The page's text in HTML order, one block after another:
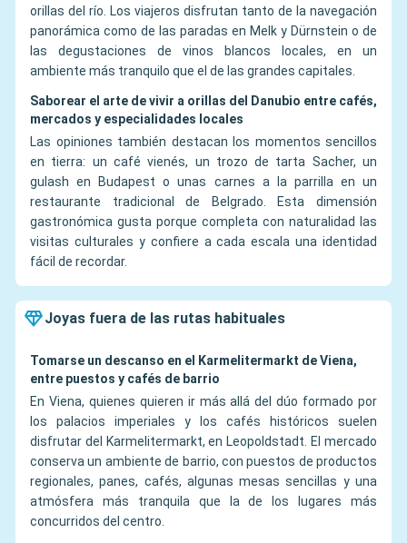
orillas del río. Los viajeros disfrutan tanto de la navegación
panorámica como de las paradas en Melk y Dürnstein o de
las degustaciones de vinos blancos locales, en un
ambiente más tranquilo que el de las grandes capitales.
Saborear el arte de vivir a orillas del Danubio entre cafés,
mercados y especialidades locales
Las opiniones también destacan los momentos sencillos
en tierra: un café vienés, un trozo de tarta Sacher, un
gulash en Budapest o unas carnes a la parrilla en un
restaurante tradicional de Belgrado. Esta dimensión
gastronómica gusta porque completa con naturalidad las
visitas culturales y confiere a cada escala una identidad
fácil de recordar.
Joyas fuera de las rutas habituales
Tomarse un descanso en el Karmelitermarkt de Viena,
entre puestos y cafés de barrio
En Viena, quienes quieren ir más allá del dúo formado por
los palacios imperiales y los cafés históricos suelen
disfrutar del Karmelitermarkt, en Leopoldstadt. El mercado
conserva un ambiente de barrio, con puestos de productos
regionales, panes, cafés, algunas mesas sencillas y una
atmósfera más tranquila que la de los lugares más
concurridos del centro.